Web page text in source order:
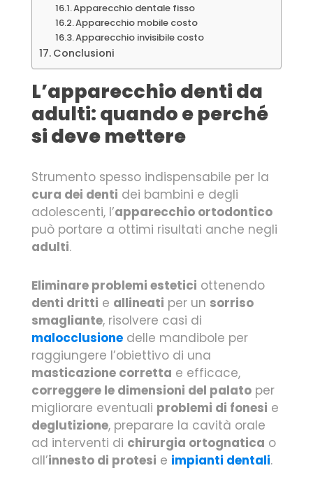
Apparecchio dentale fisso
Apparecchio mobile costo
Apparecchio invisibile costo
Conclusioni
L’apparecchio denti da
adulti: quando e perché
si deve mettere
Strumento spesso indispensabile per la
cura dei denti dei bambini e degli
adolescenti, l’apparecchio ortodontico
può portare a ottimi risultati anche negli
adulti.
Eliminare problemi estetici ottenendo
denti dritti e allineati per un sorriso
smagliante, risolvere casi di
malocclusione delle mandibole per
raggiungere l’obiettivo di una
masticazione corretta e efficace,
correggere le dimensioni del palato per
migliorare eventuali problemi di fonesi e
deglutizione, preparare la cavità orale
ad interventi di chirurgia ortognatica o
all’innesto di protesi e impianti dentali.